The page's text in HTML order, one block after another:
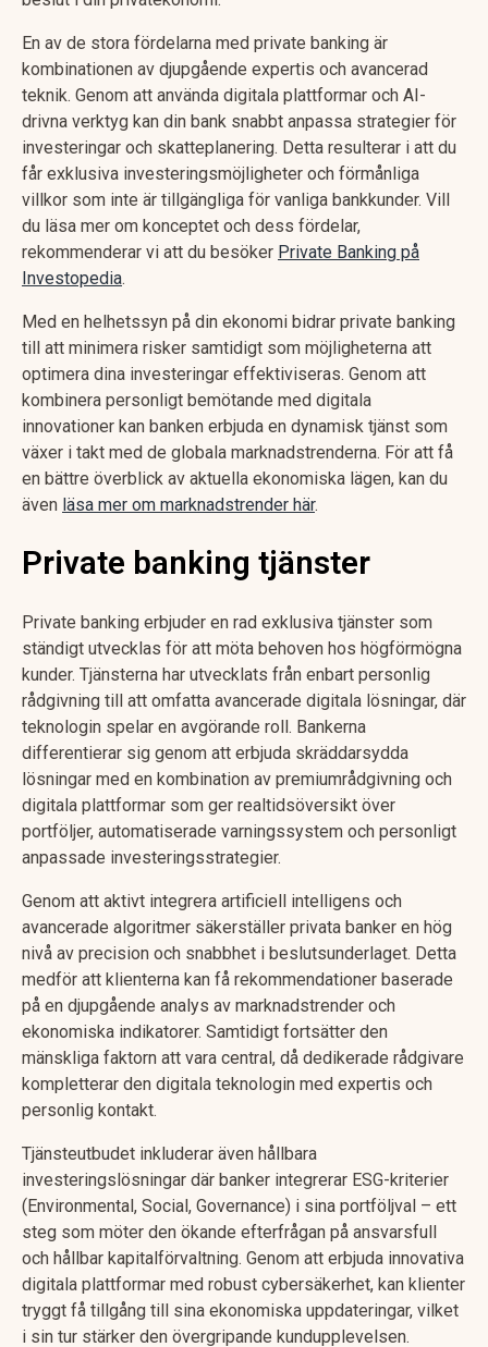
En av de stora fördelarna med private banking är
kombinationen av djupgående expertis och avancerad
teknik. Genom att använda digitala plattformar och AI-
drivna verktyg kan din bank snabbt anpassa strategier för
investeringar och skatteplanering. Detta resulterar i att du
får exklusiva investeringsmöjligheter och förmånliga
villkor som inte är tillgängliga för vanliga bankkunder. Vill
du läsa mer om konceptet och dess fördelar,
rekommenderar vi att du besöker Private Banking på
Investopedia.
Med en helhetssyn på din ekonomi bidrar private banking
till att minimera risker samtidigt som möjligheterna att
optimera dina investeringar effektiviseras. Genom att
kombinera personligt bemötande med digitala
innovationer kan banken erbjuda en dynamisk tjänst som
växer i takt med de globala marknadstrenderna. För att få
en bättre överblick av aktuella ekonomiska lägen, kan du
även läsa mer om marknadstrender här.
Private banking tjänster
Private banking erbjuder en rad exklusiva tjänster som
ständigt utvecklas för att möta behoven hos högförmögna
kunder. Tjänsterna har utvecklats från enbart personlig
rådgivning till att omfatta avancerade digitala lösningar, där
teknologin spelar en avgörande roll. Bankerna
differentierar sig genom att erbjuda skräddarsydda
lösningar med en kombination av premiumrådgivning och
digitala plattformar som ger realtidsöversikt över
portföljer, automatiserade varningssystem och personligt
anpassade investeringsstrategier.
Genom att aktivt integrera artificiell intelligens och
avancerade algoritmer säkerställer privata banker en hög
nivå av precision och snabbhet i beslutsunderlaget. Detta
medför att klienterna kan få rekommendationer baserade
på en djupgående analys av marknadstrender och
ekonomiska indikatorer. Samtidigt fortsätter den
mänskliga faktorn att vara central, då dedikerade rådgivare
kompletterar den digitala teknologin med expertis och
personlig kontakt.
Tjänsteutbudet inkluderar även hållbara
investeringslösningar där banker integrerar ESG-kriterier
(Environmental, Social, Governance) i sina portföljval – ett
steg som möter den ökande efterfrågan på ansvarsfull
och hållbar kapitalförvaltning. Genom att erbjuda innovativa
digitala plattformar med robust cybersäkerhet, kan klienter
tryggt få tillgång till sina ekonomiska uppdateringar, vilket
i sin tur stärker den övergripande kundupplevelsen.